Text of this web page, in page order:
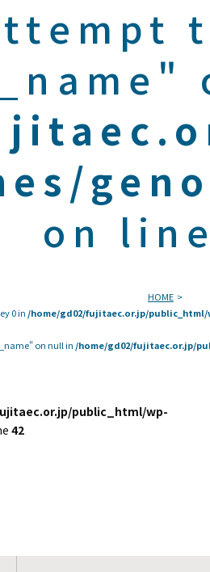
on line
HOME
0 in /home/gd02/fujitaec.or.jp/
on null in /home/gd02/fujitaec.or.jp/
public_html/wp-
42